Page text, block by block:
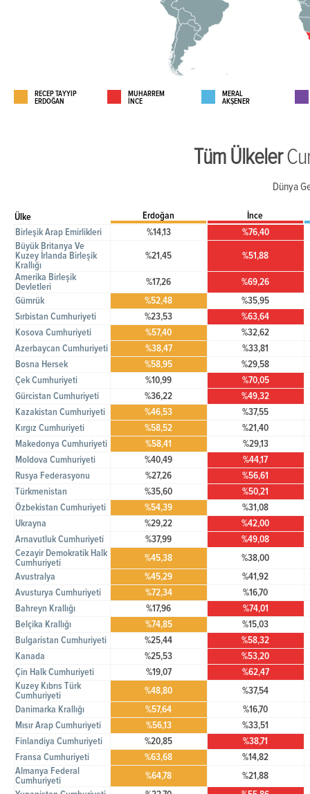
RECEP TAYYİP
ERDOĞAN
MUHARREM
İNCE
MERAL
AKŞENER
Tüm Ülkeler
Dünya
Ülke Erdoğan
İnce
Birleşik Arap Emirlikleri
%14,13
%76,40
Büyük Britanya Ve
Kuzey İrlanda Birleşik
Krallığı
%21,45 %51,88
Amerika Birleşik
Devletleri
%17,26
%69,26
Gümrük
%52,48
%35,95
Sırbistan Cumhuriyeti
%23,53
%63,64
Kosova Cumhuriyeti
%57,40
%32,62
Azerbaycan Cumhuriyeti
%38,47
%33,81
Bosna Hersek
%58,95
%29,58
Çek Cumhuriyeti
%10,99
%70,05
Gürcistan Cumhuriyeti
%36,22
%49,32
Kazakistan Cumhuriyeti
%46,53
%37,55
Kırgız Cumhuriyeti
%58,52
%21,40
Makedonya Cumhuriyeti
%58,41
%29,13
Moldova Cumhuriyeti
%40,49
%44,17
Rusya Federasyonu
%27,26
%56,61
Türkmenistan
%35,60
%50,21
Özbekistan Cumhuriyeti
%54,39
%31,08
Ukrayna
%29,22
%42,00
Arnavutluk Cumhuriyeti
%37,99
%49,08
Cezayir Demokratik Halk
Cumhuriyeti
%45,38
%38,00
Avustralya
%45,29
%41,92
Avusturya Cumhuriyeti
%72,34
%16,70
Bahreyn Krallığı
%17,96
%74,01
Belçika Krallığı
%74,85
%15,03
Bulgaristan Cumhuriyeti
%25,44
%58,32
Kanada
%25,53
%53,20
Çin Halk Cumhuriyeti
%19,07
%62,47
Kuzey Kıbrıs Türk
Cumhuriyeti
%48,80
%37,54
Danimarka Krallığı
%57,64
%16,70
Mısır Arap Cumhuriyeti
%56,13
%33,51
Finlandiya Cumhuriyeti
%20,85
%38,71
Fransa Cumhuriyeti
%63,68
%14,82
Almanya Federal
Cumhuriyeti
%64,78
%21,88